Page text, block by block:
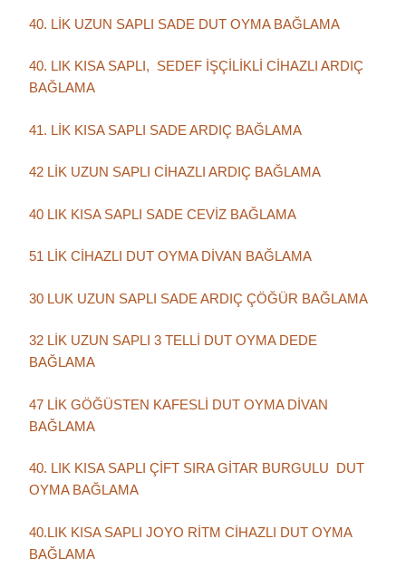
40. LİK UZUN SAPLI SADE DUT OYMA BAĞLAMA
40. LIK KISA SAPLI, SEDEF İŞÇİLİKLİ CİHAZLI ARDIÇ
BAĞLAMA
41. LİK KISA SAPLI SADE ARDIÇ BAĞLAMA
42 LİK UZUN SAPLI CİHAZLI ARDIÇ BAĞLAMA
40 LIK KISA SAPLI SADE CEVİZ BAĞLAMA
51 LİK CİHAZLI DUT OYMA DİVAN BAĞLAMA
30 LUK UZUN SAPLI SADE ARDIÇ ÇÖĞÜR BAĞLAMA
32 LİK UZUN SAPLI 3 TELLİ DUT OYMA DEDE
BAĞLAMA
47 LİK GÖĞÜSTEN KAFESLİ DUT OYMA DİVAN
BAĞLAMA
40. LIK KISA SAPLI ÇİFT SIRA GİTAR BURGULU DUT
OYMA BAĞLAMA
40.LIK KISA SAPLI JOYO RİTM CİHAZLI DUT OYMA
BAĞLAMA